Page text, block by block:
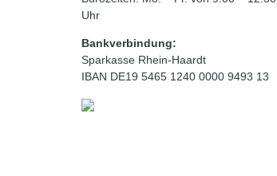
Uhr
Bankverbindung:
Sparkasse Rhein-Haardt
IBAN DE19 5465 1240 0000 9493 13